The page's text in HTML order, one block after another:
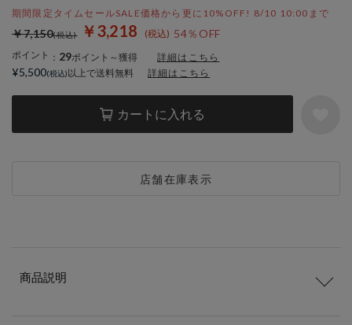
期間限定タイムセールSALE価格から更に10%OFF! 8/10 10:00まで
￥3,218 54％OFF
￥7,150
ポイント ： 29ポイント～獲得 詳細はこちら
カートに入れる
店舗在庫表示
¥5,500 以上で送料無料 詳細はこちら
商品説明